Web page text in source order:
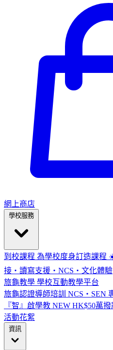
網上商店
學校服務
到校課程 為學校度身訂造課程
接・讀寫支援・NCS・文化體驗
旅龜教學 學校互動教學平台
旅龜認證導師培訓
NCS・SEN
『智』啟學教 NEW HK$50萬撥
活動花絮
資訊